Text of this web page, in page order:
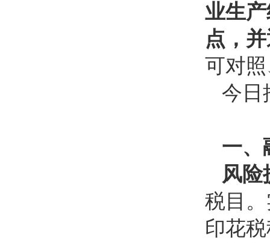
业生
点，
可对
今日
一、
风
税目
印花